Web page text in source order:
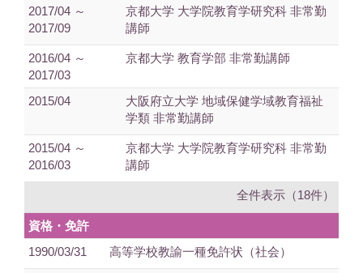
2017/04 ～
2017/09
京都大学 大学院教育学研究科 非常勤
講師
2016/04 ～
2017/03
京都大学 教育学部 非常勤講師
2015/04
大阪府立大学 地域保健学域教育福祉
学類 非常勤講師
2015/04 ～
2016/03
京都大学 大学院教育学研究科 非常勤
講師
全件表示（18件）
資格・免許
1990/03/31
高等学校教諭一種免許状（社会）